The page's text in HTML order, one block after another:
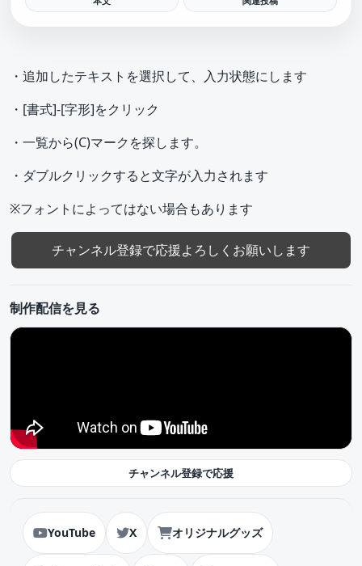
・追加したテキストを選択して、入力状態にします
・[書式]-[字形]をクリック
・一覧から(C)マークを探します。
・ダブルクリックすると文字が入力されます
※フォントによってはない場合もあります
チャンネル登録で応援よろしくお願いします
制作配信を見る
チャンネル登録で応援
YouTube X オリジナルグッズ